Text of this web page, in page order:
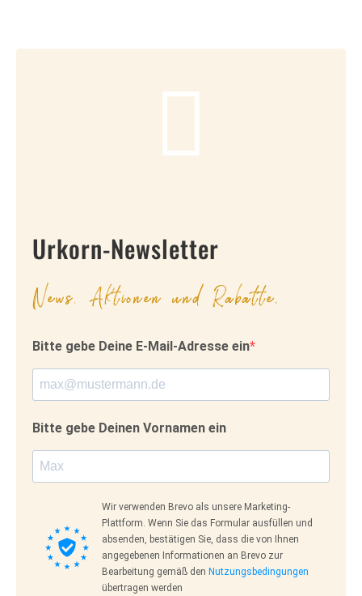
Urkorn-Newsletter
News, Aktionen und Rabatte.
Bitte gebe Deine E-Mail-Adresse ein
Bitte gebe Deinen Vornamen ein
Wir verwenden Brevo als unsere Marketing-
Plattform. Wenn Sie das Formular ausfüllen und
absenden, bestätigen Sie, dass die von Ihnen
angegebenen Informationen an Brevo zur
Bearbeitung gemäß den Nutzungsbedingungen
übertragen werden